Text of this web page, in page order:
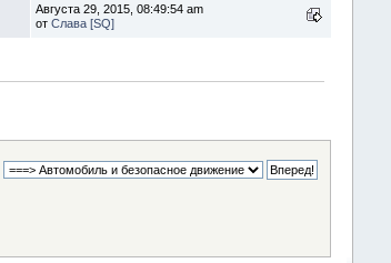
Августа 29, 2015, 08:49:54 am
от Слава [SQ]